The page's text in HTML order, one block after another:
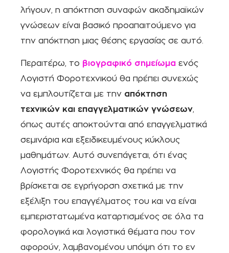
λήγουν, η απόκτηση συναφών ακαδημαϊκών
γνώσεων είναι βασικό προαπαιτούμενο για
την απόκτηση μιας θέσης εργασίας σε αυτό.
Περαιτέρω, το βιογραφικό σημείωμα ενός
Λογιστή Φοροτεχνικού θα πρέπει συνεχώς
να εμπλουτίζεται με την απόκτηση
τεχνικών και επαγγελματικών γνώσεων,
όπως αυτές αποκτούνται από επαγγελματικά
σεμινάρια και εξειδικευμένους κύκλους
μαθημάτων. Αυτό συνεπάγεται, ότι ένας
Λογιστής Φοροτεχνικός θα πρέπει να
βρίσκεται σε εγρήγορση σχετικά με την
εξέλιξη του επαγγέλματος του και να είναι
εμπεριστατωμένα καταρτισμένος σε όλα τα
φορολογικά και λογιστικά θέματα που τον
αφορούν, λαμβανομένου υπόψη ότι το εν